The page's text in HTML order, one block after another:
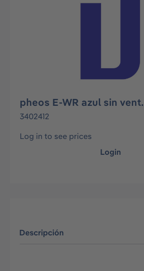
pheos E-WR azul sin vent.
3402412
Log in to see prices
Login
Descripción